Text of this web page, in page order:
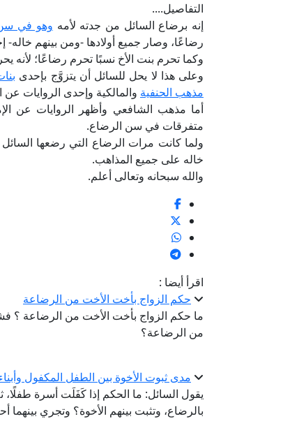
التفاصيل....
إنه برضاع السائل من جدته لأمه وهو في
رضاعًا، وصار جميع أولادها -ومن بينهم
وكما تحرم بنت الأخ نسبًا تحرم رضاعًا؛
وعلى هذا لا يحل للسائل أن يتزوَّج بإحدى
مذهب الحنفية والمالكية وإحدى الروايات عن
أما مذهب الشافعي وأظهر الروايات عن
متفرقات في سن الرضاع.
ولما كانت مرات الرضاع التي رضعها
خاله على جميع المذاهب.
والله سبحانه وتعالى أعلم.
اقرأ أيضا :
حكم الزواج بأخت الأخت من الرضاعة
ما حكم الزواج بأخت الأخت من الرضاعة ؟
من الرضاعة؟
مدى ثبوت الأخوة بين الطفل المكفول
يقول السائل: ما الحكم إذا كَفَلَت أسرة طفلًا،
بالرضاع، وتثبت بينهم الأخوة؟ وتجري بينهما